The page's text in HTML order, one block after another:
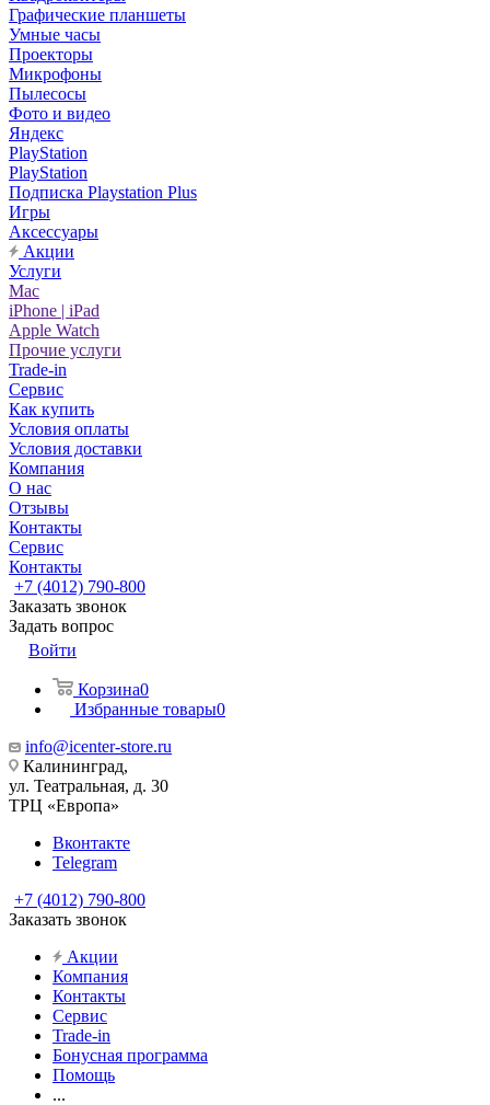
Графические планшеты
Умные часы
Проекторы
Микрофоны
Пылесосы
Фото и видео
Яндекс
PlayStation
PlayStation
Подписка Playstation Plus
Игры
Аксессуары
Акции
Услуги
Mac
iPhone | iPad
Apple Watch
Прочие услуги
Trade-in
Сервис
Как купить
Условия оплаты
Условия доставки
Компания
О нас
Отзывы
Контакты
Сервис
Контакты
+7 (4012) 790-800
Заказать звонок
Задать вопрос
Войти
Корзина0
Избранные товары0
info@icenter-store.ru
Калининград,
ул. Театральная, д. 30
ТРЦ «Европа»
Вконтакте
Telegram
+7 (4012) 790-800
Заказать звонок
Акции
Компания
Контакты
Сервис
Trade-in
Бонусная программа
Помощь
...